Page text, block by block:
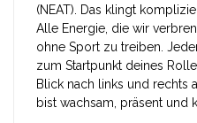
(NEAT). Das klingt
Alle Energie, die wir
ohne Sport zu treiben.
zum Startpunkt deines
Blick nach links und rechts
bist wachsam, präsent und